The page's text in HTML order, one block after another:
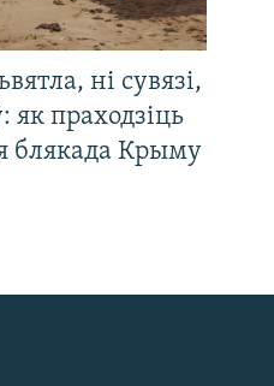
ні сувязі,
як праходзіць
блякада Крыму